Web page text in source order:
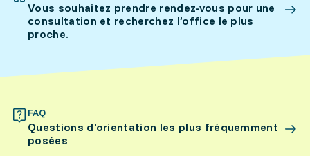
Vous souhaitez prendre rendez-vous pour une
consultation et recherchez l’office le plus
proche.
FAQ
Questions d’orientation les plus fréquemment
posées